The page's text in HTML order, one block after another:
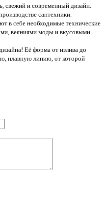
свежий и современный дизайн.
сантехники.
в себе необходимые технические
веяниями моды и вкусовыми
Её форма от излива до
плавную линию, от которой